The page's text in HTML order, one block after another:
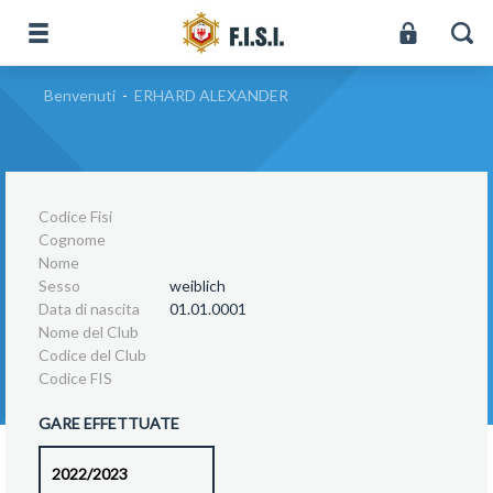
Benvenuti - ERHARD ALEXANDER
Codice Fisi
Cognome
Nome
Sesso
weiblich
Data di nascita
01.01.0001
Nome del Club
Codice del Club
Codice FIS
GARE EFFETTUATE